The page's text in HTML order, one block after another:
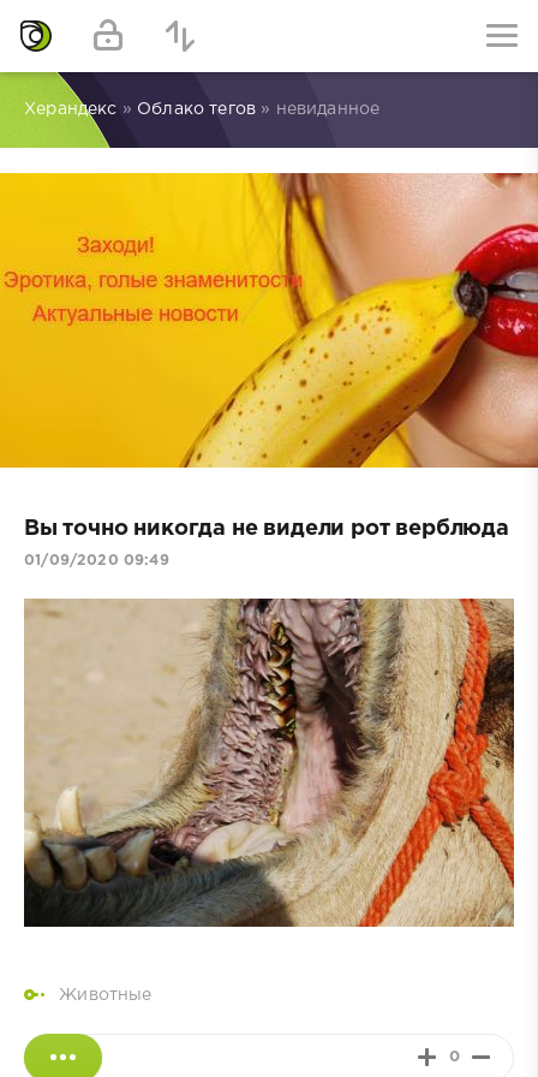
Херандекс » Облако тегов » невиданное
Вы точно никогда не видели рот верблюда
01/09/2020 09:49
Животные
0